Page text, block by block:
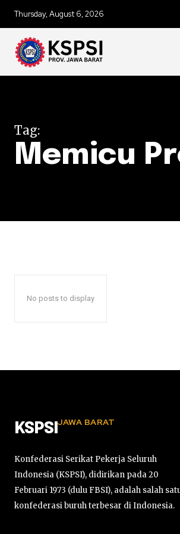
Thursday, August 6, 2026
Tag:
Memicu
No posts to display
KSPSI JAWA BARAT
Konfederasi Serikat Pekerja Seluruh
Indonesia (KSPSI), didirikan pada 20
Februari 1973 (dulu FBSI), adalah salah
konfederasi buruh terbesar di Indonesia.